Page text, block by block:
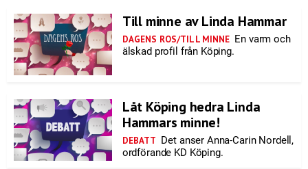
Till minne av Linda Hammar
DAGENS ROS/TILL MINNE En varm och
älskad profil från Köping.
Låt Köping hedra Linda
Hammars minne!
DEBATT Det anser Anna-Carin Nordell,
ordförande KD Köping.